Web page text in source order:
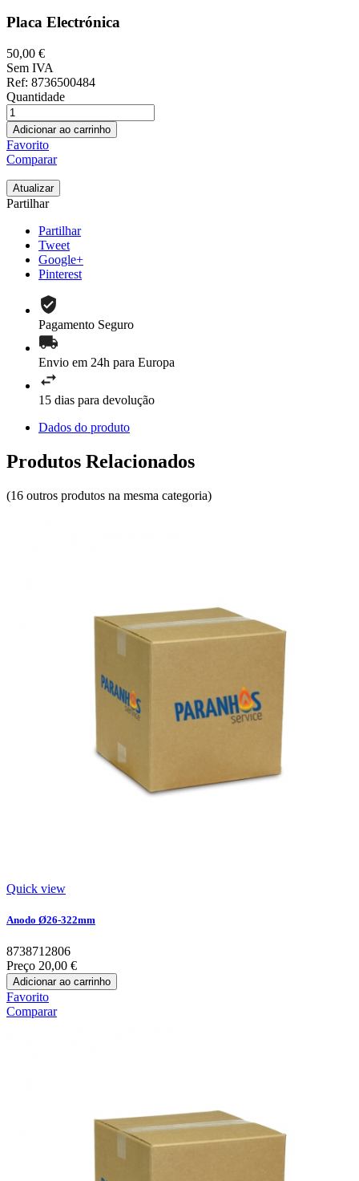
Placa Electrónica
50,00 €
Sem IVA
Ref: 8736500484
Quantidade
Adicionar ao carrinho
Favorito
Comparar
Partilhar
Partilhar
Tweet
Google+
Pinterest
Pagamento Seguro
Envio em 24h para Europa
15 dias para devolução
Dados do produto
Produtos Relacionados
(16 outros produtos na mesma categoria)
Quick view
Anodo Ø26-322mm
8738712806
Preço 20,00 €
Adicionar ao carrinho
Favorito
Comparar